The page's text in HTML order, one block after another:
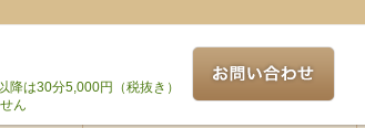
は30分5,000円（税抜き）
ん